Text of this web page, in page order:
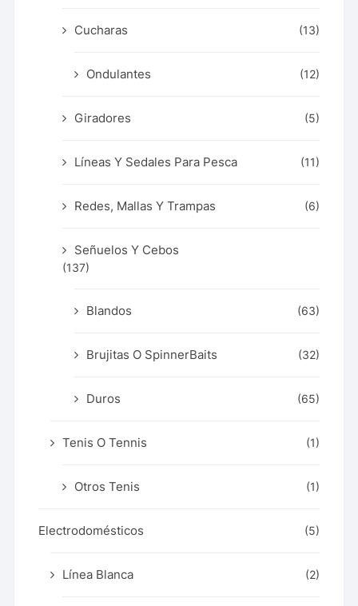
Cucharas (13)
Ondulantes (12)
Giradores (5)
Líneas Y Sedales Para Pesca (11)
Redes, Mallas Y Trampas (6)
Señuelos Y Cebos
(137)
Blandos (63)
Brujitas O SpinnerBaits (32)
Duros (65)
Tenis O Tennis (1)
Otros Tenis (1)
Electrodomésticos (5)
Línea Blanca (2)